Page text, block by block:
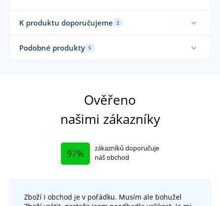
K produktu doporučujeme 2
+2
Podobné produkty 5
Ověřeno
našimi zákazníky
97%
zákazníků doporučuje
náš obchod
Zboží i obchod je v pořádku. Musím ale bohužel